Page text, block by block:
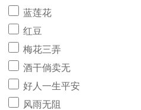
蓝莲花
红豆
梅花三弄
酒干倘卖无
好人一生平安
风雨无阻